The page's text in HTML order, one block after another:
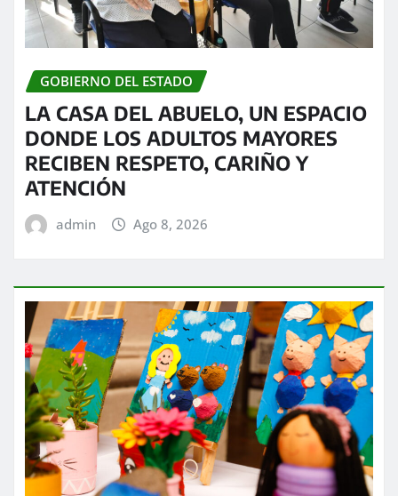
GOBIERNO DEL ESTADO
LA CASA DEL ABUELO, UN ESPACIO
DONDE LOS ADULTOS MAYORES
RECIBEN RESPETO, CARIÑO Y
ATENCIÓN
admin Ago 8, 2026